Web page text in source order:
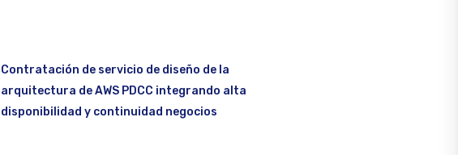
Contratación de servicio de diseño de la
arquitectura de AWS PDCC integrando alta
disponibilidad y continuidad negocios